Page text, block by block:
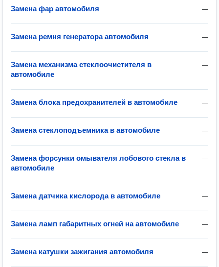
—
Замена фар автомобиля
—
Замена ремня генератора автомобиля
—
Замена механизма стеклоочистителя в
автомобиле
—
Замена блока предохранителей в автомобиле
—
Замена стеклоподъемника в автомобиле
—
Замена форсунки омывателя лобового стекла в
автомобиле
—
Замена датчика кислорода в автомобиле
—
Замена ламп габаритных огней на автомобиле
—
Замена катушки зажигания автомобиля